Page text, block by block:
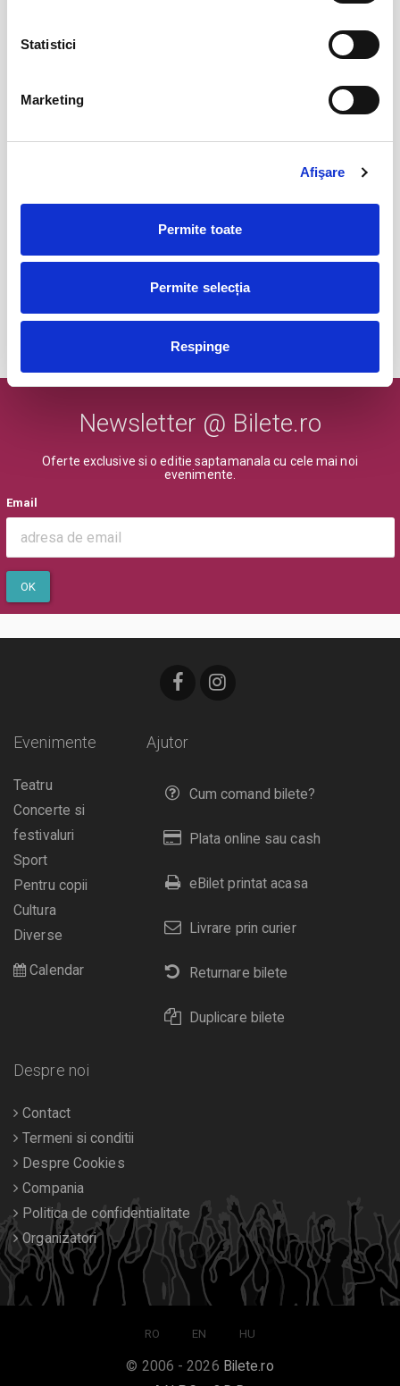
Statistici
Marketing
Afişare
Permite toate
Permite selecția
Respinge
19
sept
Trolling Shekespeare
BILETE
MAI MULTE DIN CULTURA
Newsletter @ Bilete.ro
Oferte exclusive si o editie saptamanala cu cele mai noi
evenimente.
Email
OK
Ajutor
Cum comand bilete?
Plata online sau cash
eBilet printat acasa
Livrare prin curier
Returnare bilete
Duplicare bilete
Evenimente
Teatru
Concerte si
festivaluri
Sport
Pentru copii
Cultura
Diverse
Calendar
Despre noi
Contact
Termeni si conditii
Despre Cookies
Compania
Politica de confidentialitate
Organizatori
RO EN HU
© 2006 - 2026 Bilete.ro